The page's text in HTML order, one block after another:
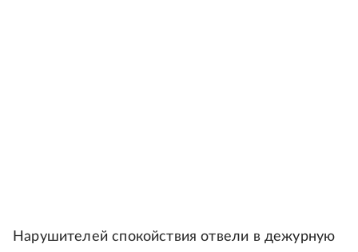
Нарушителей спокойствия отвели в дежурную